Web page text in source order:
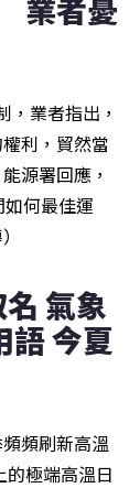
業者指出，
利，貿然當
源署回應，
何最佳運
氣象
今夏
頻刷新高溫
極端高溫日